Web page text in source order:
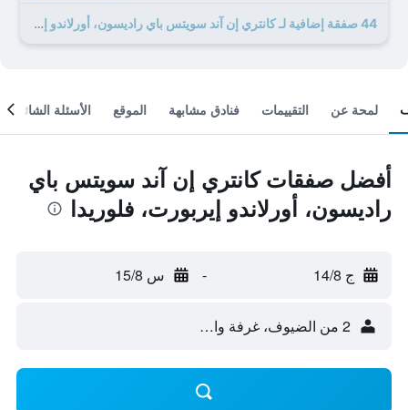
44 صفقة إضافية لـ كانتري إن آند سويتس باي راديسون، أورلاندو إيربورت، فلوريدا
لمحة عن التقييمات فنادق مشابهة الموقع الأسئلة الشائعة
أفضل صفقات كانتري إن آند سويتس باي
راديسون، أورلاندو إيربورت، فلوريدا
ج 14/8 - س 15/8
2 من الضيوف، غرفة واحدة